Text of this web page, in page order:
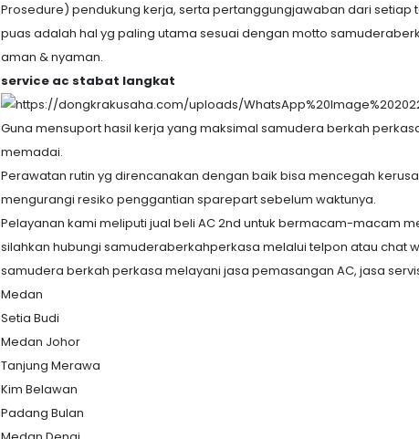
Prosedure) pendukung kerja, serta pertanggungjawaban dari
puas adalah hal yg paling utama sesuai dengan motto
aman & nyaman.
service ac stabat langkat
Guna mensuport hasil kerja yang maksimal samudera berkah
memadai.
Perawatan rutin yg direncanakan dengan baik bisa mencegah
mengurangi resiko penggantian sparepart sebelum waktunya.
Pelayanan kami meliputi jual beli AC 2nd untuk bermacam-macam
silahkan hubungi samuderaberkahperkasa melalui telpon atau chat
samudera berkah perkasa melayani jasa pemasangan AC, jasa
Medan
Setia Budi
Medan Johor
Tanjung Merawa
Kim Belawan
Padang Bulan